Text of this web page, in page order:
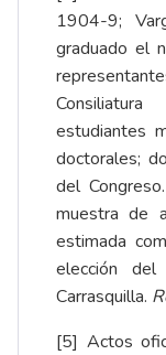
1904-9;
graduado el
estudiantes
doctorales;
del
muestra de
estimada
elección
Carrasquilla.
[5] Actos